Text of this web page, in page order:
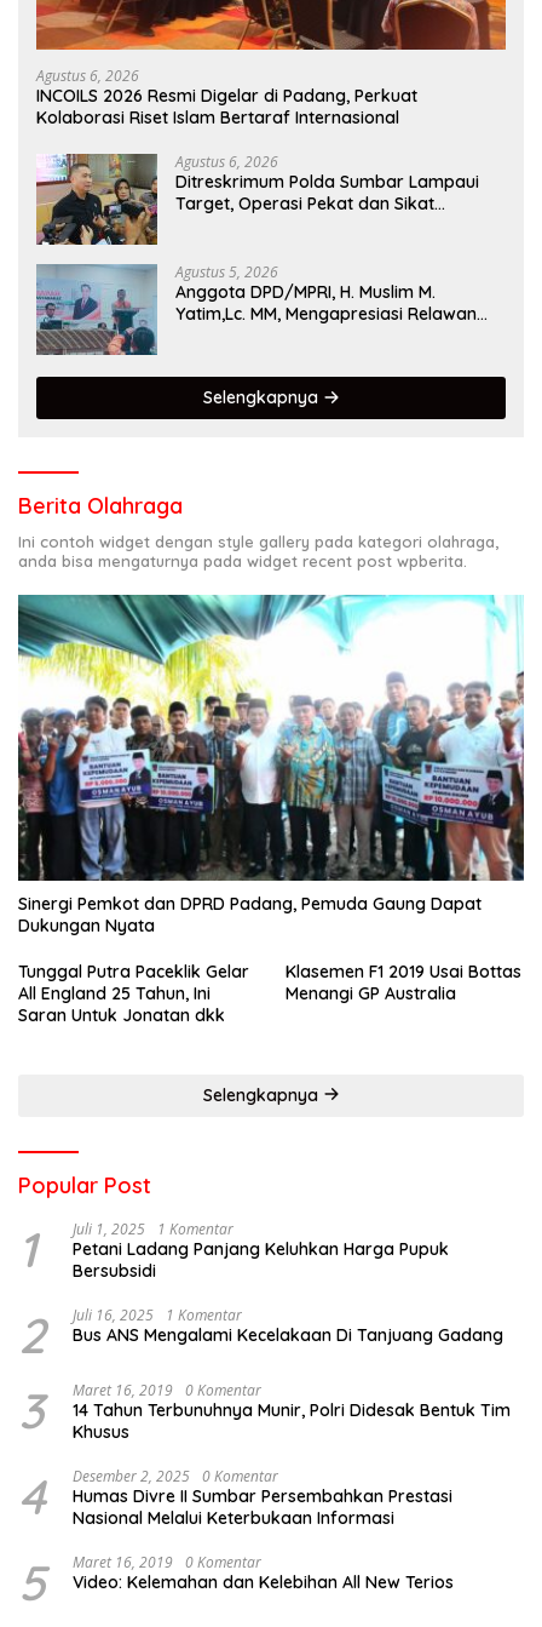
Agustus 6, 2026
INCOILS 2026 Resmi Digelar di Padang, Perkuat
Kolaborasi Riset Islam Bertaraf Internasional
Agustus 6, 2026
Ditreskrimum Polda Sumbar Lampaui
Target, Operasi Pekat dan Sikat
Agustus 5, 2026
Anggota DPD/MPRI, H. Muslim M.
Yatim,Lc. MM, Mengapresiasi Relawan
Selengkapnya
Berita Olahraga
Ini contoh widget dengan style gallery pada kategori olahraga,
anda bisa mengaturnya pada widget recent post wpberita.
Sinergi Pemkot dan DPRD Padang, Pemuda Gaung Dapat
Dukungan Nyata
Tunggal Putra Paceklik Gelar
All England 25 Tahun, Ini
Saran Untuk Jonatan dkk
Klasemen F1 2019 Usai Bottas
Menangi GP Australia
Selengkapnya
Popular Post
1 Juli 1, 2025 1 Komentar
Petani Ladang Panjang Keluhkan Harga Pupuk
Bersubsidi
2 Juli 16, 2025 1 Komentar
Bus ANS Mengalami Kecelakaan Di Tanjuang Gadang
3 Maret 16, 2019 0 Komentar
14 Tahun Terbunuhnya Munir, Polri Didesak Bentuk Tim
Khusus
4 Desember 2, 2025 0 Komentar
Humas Divre II Sumbar Persembahkan Prestasi
Nasional Melalui Keterbukaan Informasi
5 Maret 16, 2019 0 Komentar
Video: Kelemahan dan Kelebihan All New Terios